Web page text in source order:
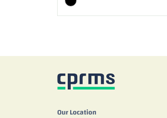
Our Location